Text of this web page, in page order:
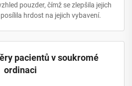
pouzder, čímž se zlepšila jejich
hrdost na jejich vybavení.
pacientů v soukromé
ordinaci